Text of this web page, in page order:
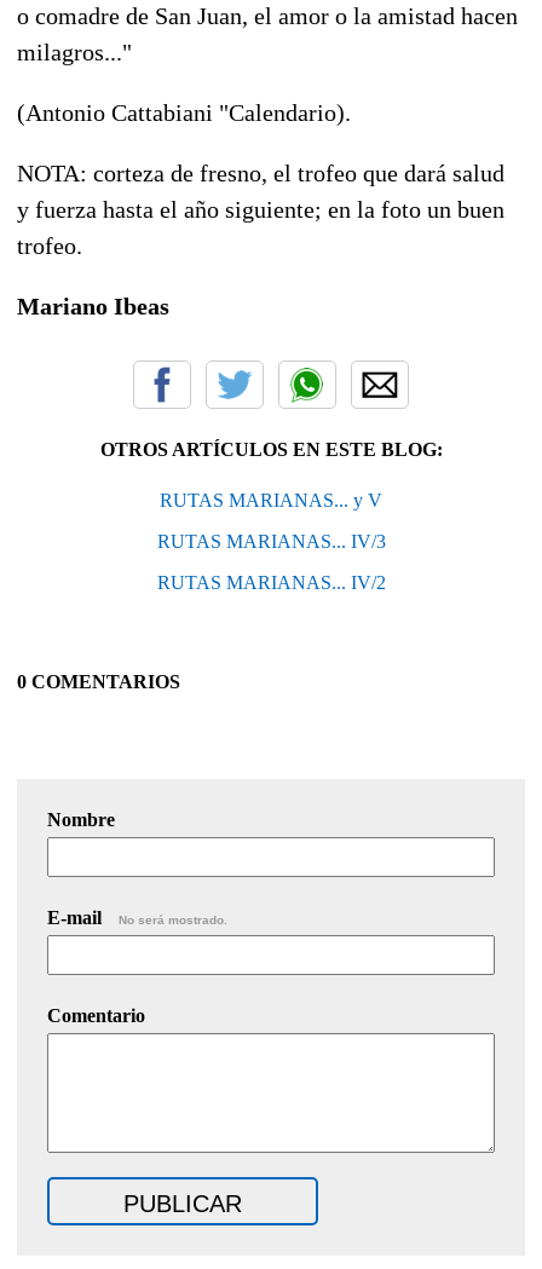
o comadre de San Juan, el amor o la amistad hacen
milagros..."
(Antonio Cattabiani "Calendario).
NOTA: corteza de fresno, el trofeo que dará salud
y fuerza hasta el año siguiente; en la foto un buen
trofeo.
Mariano Ibeas
OTROS ARTÍCULOS EN ESTE BLOG:
RUTAS MARIANAS... y V
RUTAS MARIANAS... IV/3
RUTAS MARIANAS... IV/2
0 COMENTARIOS
Nombre
E-mail No será mostrado.
Comentario